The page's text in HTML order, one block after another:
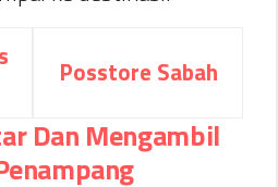
Posstore Sabah
Dan Mengambil